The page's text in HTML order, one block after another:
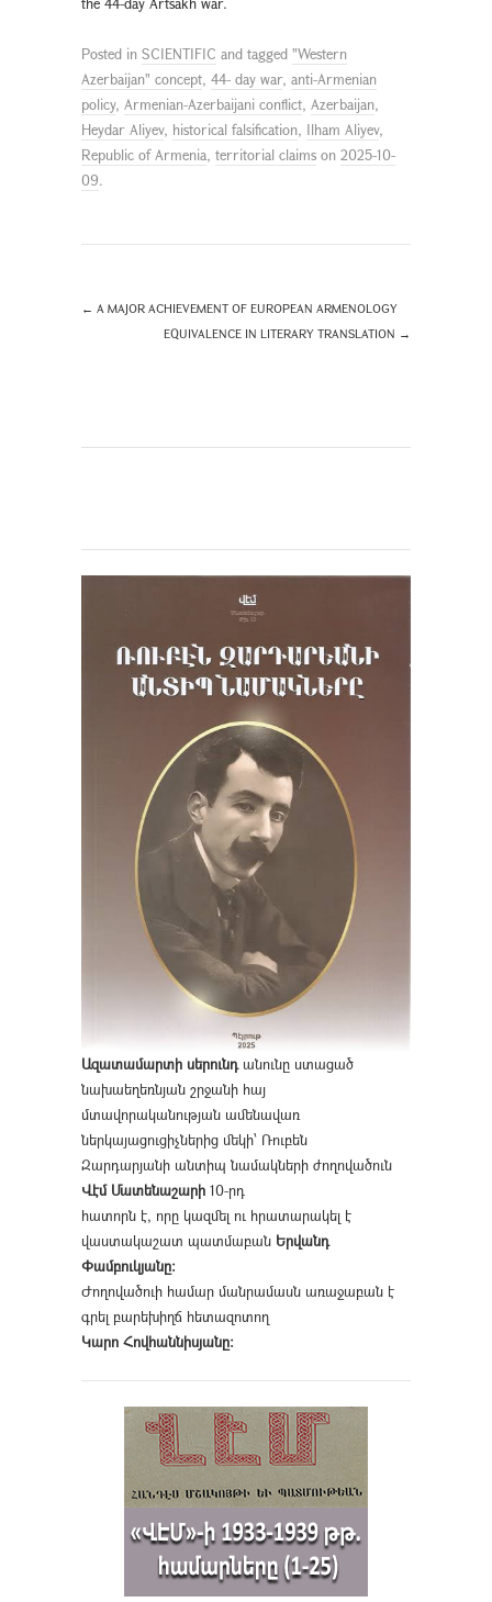
Posted in SCIENTIFIC and tagged "Western
Azerbaijan" concept, 44- day war, anti-Armenian
policy, Armenian-Azerbaijani conflict, Azerbaijan,
Heydar Aliyev, historical falsification, Ilham Aliyev,
Republic of Armenia, territorial claims on 2025-10-
09.
← A MAJOR ACHIEVEMENT OF EUROPEAN ARMENOLOGY
EQUIVALENCE IN LITERARY TRANSLATION →
Ազատամարտի սերունդանունը ստացած
նախաեղեռնյան շրջանի հայ
մտավորականության ամենավառ
ներկայացուցիչներից մեկի՝ Ռուբեն
Զարդարյանի անտիպ նամակների ժողովածուն
Վէմ Մատենաշարի 10-րդ
հատորն է, որը կազմել ու հրատարակել է
վաստակաշատ պատմաբան Երվանդ
Փամբուկյանը։
Ժողովածուի համար մանրամասն առաջաբան է
գրել բարեխիղճ հետազոտող
Կարո Հովհաննիսյանը։